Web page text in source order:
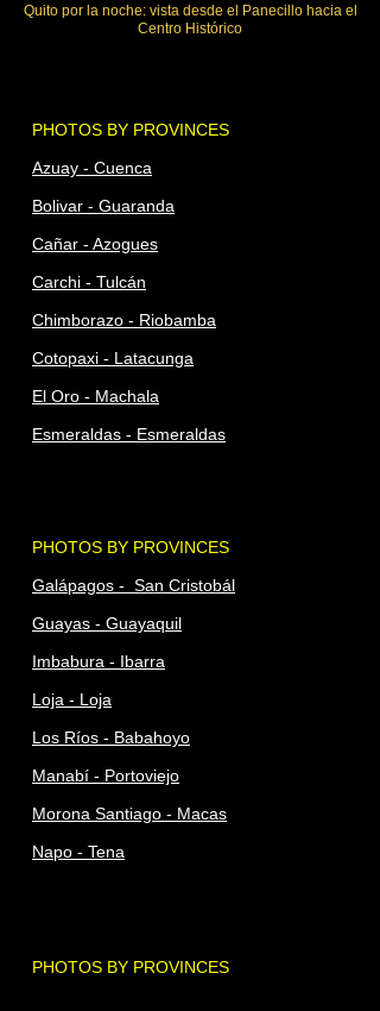
Quito por la noche: vista desde el Panecillo hacia el
Centro Histórico
PHOTOS BY PROVINCES
Galápagos - San Cristobál
Guayas - Guayaquil
Imbabura - Ibarra
Loja - Loja
Los Ríos - Babahoyo
Manabí - Portoviejo
Morona Santiago - Macas
Napo - Tena
PHOTOS BY PROVINCES
PHOTOS BY PROVINCES
Azuay - Cuenca
Bolivar - Guaranda
Cañar - Azogues
Carchi - Tulcán
Chimborazo - Riobamba
Cotopaxi - Latacunga
El Oro - Machala
Esmeraldas - Esmeraldas